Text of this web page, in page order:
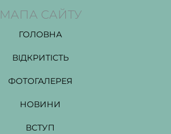
МАПА САЙТУ
ГОЛОВНА
ВІДКРИТІСТЬ
ФОТОГАЛЕРЕЯ
НОВИНИ
ВСТУП